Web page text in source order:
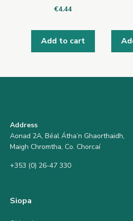
€4.44
Add to cart
Address
Aonad 2A, Béal Átha’n Ghaorthaidh,
Maigh Chromtha, Co. Chorcaí
+353 (0) 26-47 330
Siopa